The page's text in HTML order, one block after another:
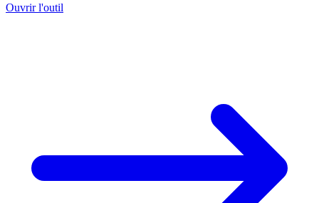
Ouvrir l'outil